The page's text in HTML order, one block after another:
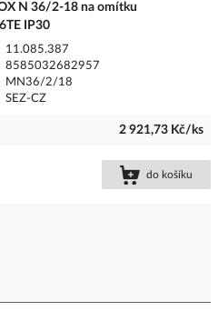
N 36/2-18 na omítku
IP30
11.085.387
8585032682957
MN36/2/18
SEZ-CZ
2 921,73 Kč/ks
do košíku